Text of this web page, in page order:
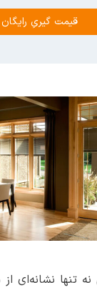
قیمت گیریِ رایگان
تنها نشانه‌ای